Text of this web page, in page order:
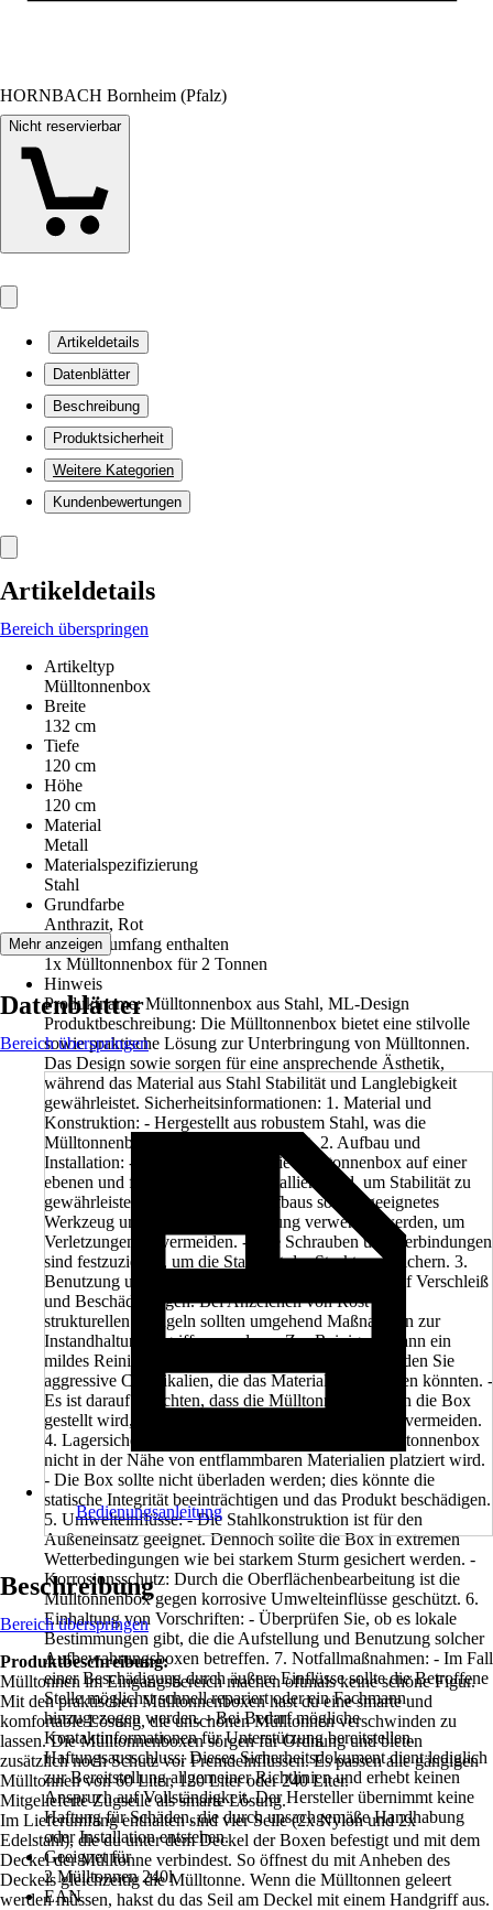
HORNBACH Bornheim (Pfalz)
Nicht reservierbar
Artikeldetails
Datenblätter
Beschreibung
Produktsicherheit
Weitere Kategorien
Kundenbewertungen
Artikeldetails
Bereich überspringen
Artikeltyp
Mülltonnenbox
Breite
132 cm
Tiefe
120 cm
Höhe
120 cm
Material
Metall
Materialspezifizierung
Stahl
Grundfarbe
Anthrazit, Rot
Im Lieferumfang enthalten
1x Mülltonnenbox für 2 Tonnen
Hinweis
Produktname: Mülltonnenbox aus Stahl, ML-Design
Produktbeschreibung: Die Mülltonnenbox bietet eine stilvolle
sowie praktische Lösung zur Unterbringung von Mülltonnen.
Das Design sowie sorgen für eine ansprechende Ästhetik,
während das Material aus Stahl Stabilität und Langlebigkeit
gewährleistet. Sicherheitsinformationen: 1. Material und
Konstruktion: - Hergestellt aus robustem Stahl, was die
Mülltonnenbox besonders stabil macht. 2. Aufbau und
Installation: - Sicherstellen, dass die Mülltonnenbox auf einer
ebenen und festen Oberfläche installiert wird, um Stabilität zu
gewährleisten. - Während des Aufbaus sollten geeignetes
Werkzeug und Sicherheitsausrüstung verwendet werden, um
Verletzungen zu vermeiden. - Alle Schrauben und Verbindungen
sind festzuziehen, um die Stabilität der Struktur zu sichern. 3.
Benutzung und Wartung: - Regelmäßige Prüfung auf Verschleiß
und Beschädigungen. Bei Anzeichen von Rost oder
strukturellen Mängeln sollten umgehend Maßnahmen zur
Instandhaltung ergriffen werden. - Zur Reinigung kann ein
mildes Reinigungsmittel verwendet werden. Vermeiden Sie
aggressive Chemikalien, die das Material beschädigen könnten. -
Es ist darauf zu achten, dass die Mülltonne korrekt in die Box
gestellt wird, um ein Kippen oder Beschädigung zu vermeiden.
4. Lagersicherheit: - Stellen Sie sicher, dass die Mülltonnenbox
nicht in der Nähe von entflammbaren Materialien platziert wird.
- Die Box sollte nicht überladen werden; dies könnte die
statische Integrität beeinträchtigen und das Produkt beschädigen.
5. Umwelteinflüsse: - Die Stahlkonstruktion ist für den
Außeneinsatz geeignet. Dennoch sollte die Box in extremen
Wetterbedingungen wie bei starkem Sturm gesichert werden. -
Korrosionsschutz: Durch die Oberflächenbearbeitung ist die
Mülltonnenbox gegen korrosive Umwelteinflüsse geschützt. 6.
Einhaltung von Vorschriften: - Überprüfen Sie, ob es lokale
Bestimmungen gibt, die die Aufstellung und Benutzung solcher
Aufbewahrungsboxen betreffen. 7. Notfallmaßnahmen: - Im Fall
einer Beschädigung durch äußere Einflüsse sollte die Betroffene
Stelle möglichst schnell repariert oder ein Fachmann
hinzugezogen werden. - Bei Bedarf mögliche
Kontaktinformationen für Unterstützung bereitstellen.
Haftungsausschluss: Dieses Sicherheitsdokument dient lediglich
zur Bereitstellung allgemeiner Richtlinien und erhebt keinen
Anspruch auf Vollständigkeit. Der Hersteller übernimmt keine
Haftung für Schäden, die durch unsachgemäße Handhabung
oder Installation entstehen.
Geeignet für
2 Mülltonnen 240l
EAN
Mehr anzeigen
Datenblätter
Bereich überspringen
Bedienungsanleitung
Beschreibung
Bereich überspringen
Produktbeschreibung:
Mülltonnen im Eingangsbereich machen oftmals keine schöne Figur.
Mit den praktischen Mülltonnenboxen hast du eine smarte und
komfortable Lösung, die unschönen Mülltonnen verschwinden zu
lassen. Die Mülltonnenboxen sorgen für Ordnung und bieten
zusätzlich noch Schutz vor Fremdeinflüssen. Es passen alle gängigen
Mülltonnen von 60 Liter, 120 Liter oder 240 Liter.
Mitgelieferte Zugseile als smarte Lösung.
Im Lieferumfang enthalten sind vier Seile (2x Nylon und 2x
Edelstahl), die du unter dem Deckel der Boxen befestigt und mit dem
Deckel der Mülltonne verbindest. So öffnest du mit Anheben des
Deckels gleichzeitig die Mülltonne. Wenn die Mülltonnen geleert
werden müssen, hakst du das Seil am Deckel mit einem Handgriff aus.